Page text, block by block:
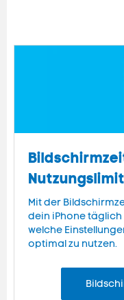
Mit der
dein iPhone täglich
welche
optimal zu nutzen.